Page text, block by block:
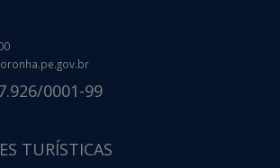
0001-99
TURÍSTICAS